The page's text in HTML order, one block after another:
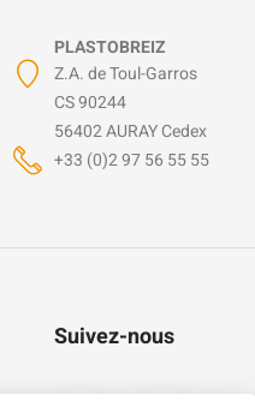
PLASTOBREIZ
Z.A. de Toul-Garros
CS 90244
56402 AURAY Cedex
+33 (0)2 97 56 55 55
Suivez-nous